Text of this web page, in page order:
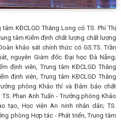
KĐCLGD Thăng Long có TS. Phí Thị
tâm Kiểm định chất lượng chất lượng
khảo sát chính thức có GS.TS. Trần
nguyên Giám đốc Đại học Đà Nẵng;
định viên, Trung tâm KĐCLGD Thăng
định viên, Trung tâm KĐCLGD Thăng
phòng Khảo thí và Đảm bảo chất
Phan Anh Tuấn - Trưởng phòng Khảo
tạo, Học viện An ninh nhân dân; TS.
phòng Hợp tác - Phát triển, Trung tâm